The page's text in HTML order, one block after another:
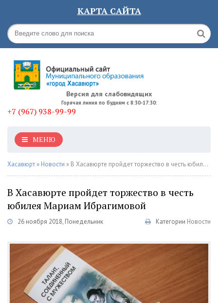
КАРТА САЙТА
Версия для слабовидящих
Горячая линия по будням с 8:30-17:30:
+7 (967) 938-99-99
МЕНЮ
Хасавюрт » Новости » В Хасавюрте пройдет торжество в честь юбилея Мариам Ибрагимовой
В Хасавюрте пройдет торжество в честь
юбилея Мариам Ибрагимовой
26 ноября 2018, Понедельник Категории Новости